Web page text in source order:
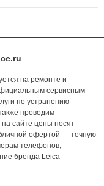
на ремонте и
сервисным
по устранению
проводим
на сайте цены носят
офертой — точную
телефонов,
бренда Leica